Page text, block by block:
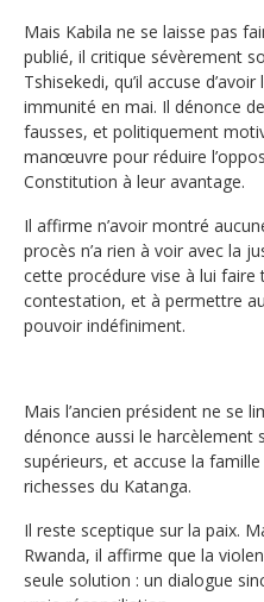
Mais Kabila ne se laisse pas
publié, il critique sévèrement
Tshisekedi, qu’il accuse
immunité en mai. Il dénonce
fausses, et politiquement
manœuvre pour réduire
Constitution à leur avantage.
Il affirme n’avoir montré
procès n’a rien à voir avec la
cette procédure vise à lui
contestation, et à permettre
pouvoir indéfiniment.
Mais l’ancien président ne se
dénonce aussi le harcèlement
supérieurs, et accuse la
richesses du Katanga.
Il reste sceptique sur la paix.
Rwanda, il affirme que la
seule solution : un dialogue